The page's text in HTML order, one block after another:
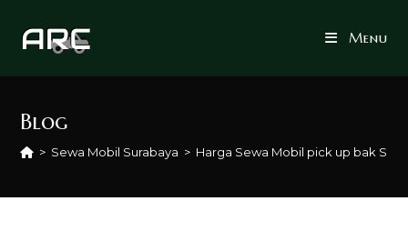
Menu
Blog
> Sewa Mobil Surabaya > Harga Sewa Mobil pick up bak